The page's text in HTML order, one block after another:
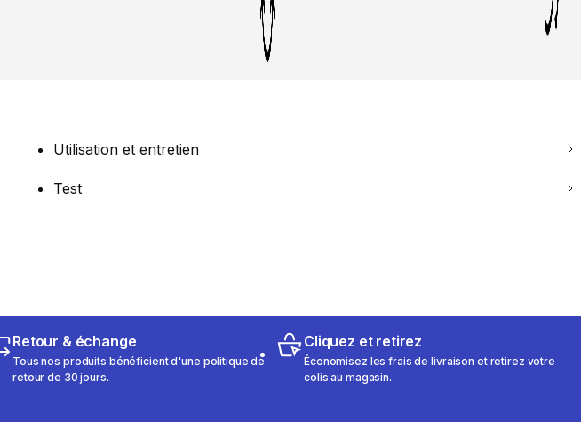
Utilisation et entretien
Test
Retour & échange
Tous nos produits bénéficient d'une politique de
retour de 30 jours.
Cliquez et retirez
Économisez les frais de livraison et retirez votre
colis au magasin.